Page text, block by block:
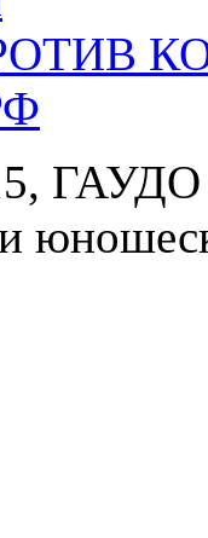
ГАУДО